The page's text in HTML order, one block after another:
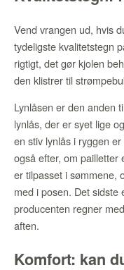
Vend vrangen ud, hvis
tydeligste kvalitetstegn
rigtigt, det gør kjolen
den klistrer til
Lynlåsen er den anden
lynlås, der er syet lige
en stiv lynlås i ryggen
også efter, om pailletter
er tilpasset i sømmene,
med i posen. Det
producenten regner
aften.
Komfort: kan